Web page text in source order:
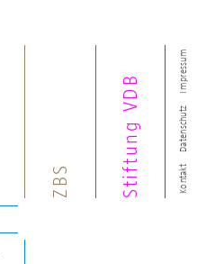
Kontakt
Datenschutz
Impressum
ZBS Stiftung VDB